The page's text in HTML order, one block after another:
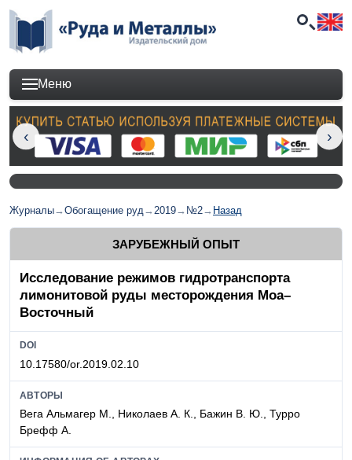
Меню
Журналы→Обогащение руд→2019→ №2→ Назад
ЗАРУБЕЖНЫЙ ОПЫТ
Исследование режимов гидротранспорта
лимонитовой руды месторождения Моа–
Восточный
DOI
10.17580/or.2019.02.10
АВТОРЫ
Вега Альмагер М., Николаев А. К., Бажин В. Ю., Турро
Брефф А.